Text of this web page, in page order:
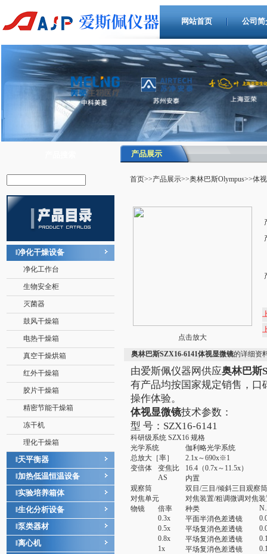
网站首页 公司简
净化干燥设备
净化工作台
生物安全柜
灭菌器
鼓风干燥箱
电热干燥箱
真空干燥烘箱
红外干燥箱
胶片干燥箱
精密节能干燥箱
冻干机
理化干燥箱
天平衡器
加热低温恒温设备
实验培养箱体
生化分析设备
泵类器材
离心机
产品展示
首页>>产品展示>>奥林巴斯Olympus>>体
点击放大
奥林巴斯SZX16-6141体视显微镜的详细资
由爱斯佩仪器网供应奥林巴斯
有产品均按国家规定销售，
操作体验。
体视显微镜技术参数：
型 号：SZX16-6141
科研级系统 SZX16 规格
光学系统
伽利略光学系统
总放大［率］
2.1x～690x※1
变倍体
变焦比
16.4（0.7x～11.5x）
AS
内置
观察筒
双目/三目/倾斜三目观察筒
对焦单元
对焦装置/粗调微调对焦
物镜
倍率 种类
0.3x
平面半消色差透镜
0.5x
平场复消色差透镜
0.8x
平场复消色差透镜
1x
平场复消色差透镜